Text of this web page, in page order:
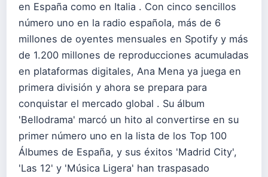
en España como en Italia . Con cinco sencillos
número uno en la radio española, más de 6
millones de oyentes mensuales en Spotify y más
de 1.200 millones de reproducciones acumuladas
en plataformas digitales, Ana Mena ya juega en
primera división y ahora se prepara para
conquistar el mercado global . Su álbum
'Bellodrama' marcó un hito al convertirse en su
primer número uno en la lista de los Top 100
Álbumes de España, y sus éxitos 'Madrid City',
'Las 12' y 'Música Ligera' han traspasado